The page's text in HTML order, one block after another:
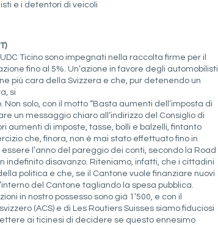
e i detentori di veicoli
Ticino sono impegnati nella raccolta firme per il
fino al 5%. Un’azione in favore degli automobilisti
più cara della Svizzera e che, pur detenendo un
si
solo, con il motto “Basta aumenti dell’imposta di
un messaggio chiaro all’indirizzo del Consiglio di
aumenti di imposte, tasse, bolli e balzelli, fintanto
che, finora, non è mai stato effettuato fino in
l’anno del pareggio dei conti, secondo la Road
indefinito disavanzo. Riteniamo, infatti, che i cittadini
politica e che, se il Cantone vuole finanziare nuovi
del Cantone tagliando la spesa pubblica.
in nostro possesso sono già 1’500, e con il
(ACS) e di Les Routiers Suisses siamo fiduciosi
ai ticinesi di decidere se questo ennesimo